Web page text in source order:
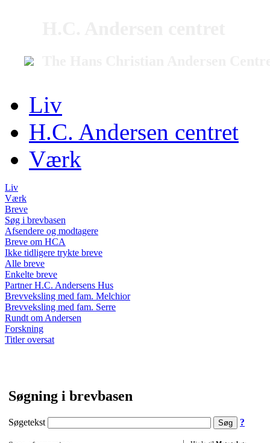
Liv
H.C. Andersen centret
Værk
Liv
Værk
Breve
Søg i brevbasen
Afsendere og modtagere
Breve om HCA
Ikke tidligere trykte breve
Alle breve
Enkelte breve
Partner H.C. Andersens Hus
Brevveksling med fam. Melchior
Brevveksling med fam. Serre
Rundt om Andersen
Forskning
Titler oversat
Søgning i brevbasen
Søgetekst ?